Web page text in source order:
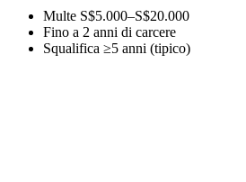
Multe S$5.000–S$20.000
Fino a 2 anni di carcere
Squalifica ≥5 anni (tipico)